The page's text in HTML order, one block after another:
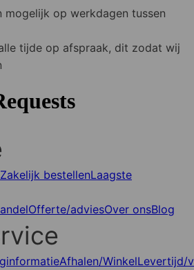
mogelijk op werkdagen tussen
tijde op afspraak, dit zodat wij
Zakelijk bestellenLaagste
Offerte/adviesOver onsBlog
Afhalen/WinkelLevertijd/